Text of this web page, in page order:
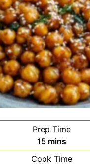
Prep Time
15minutes
mins
Cook Time